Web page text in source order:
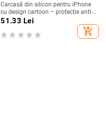
Carcasă din silicon pentru iPhone
cu design cartoon – protecție anti-
cădere, finisaj mat, compatibilă cu
(Pro/Max)
51.33 Lei
add_shopping_cart